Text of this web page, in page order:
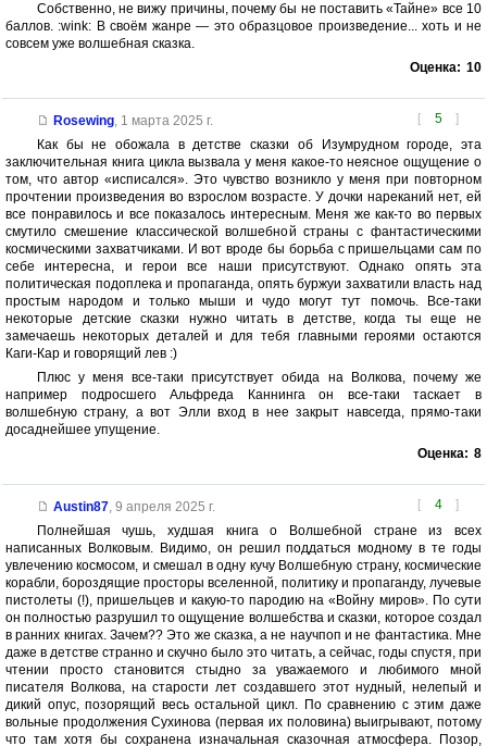
Собственно, не вижу причины, почему бы не поставить «Тайне» все 10
баллов. :wink: В своём жанре — это образцовое произведение... хоть и не
совсем уже волшебная сказка.
Оценка: 10
[ 5 ]
Rosewing, 1 марта 2025 г.
Как бы не обожала в детстве сказки об Изумрудном городе, эта
заключительная книга цикла вызвала у меня какое-то неясное ощущение о
том, что автор «исписался». Это чувство возникло у меня при повторном
прочтении произведения во взрослом возрасте. У дочки нареканий нет, ей
все понравилось и все показалось интересным. Меня же как-то во первых
смутило смешение классической волшебной страны с фантастическими
космическими захватчиками. И вот вроде бы борьба с пришельцами сам по
себе интересна, и герои все наши присутствуют. Однако опять эта
политическая подоплека и пропаганда, опять буржуи захватили власть над
простым народом и только мыши и чудо могут тут помочь. Все-таки
некоторые детские сказки нужно читать в детстве, когда ты еще не
замечаешь некоторых деталей и для тебя главными героями остаются
Каги-Кар и говорящий лев :)
Плюс у меня все-таки присутствует обида на Волкова, почему же
например подросшего Альфреда Каннинга он все-таки таскает в
волшебную страну, а вот Элли вход в нее закрыт навсегда, прямо-таки
досаднейшее упущение.
Оценка: 8
[ 4 ]
Austin87, 9 апреля 2025 г.
Полнейшая чушь, худшая книга о Волшебной стране из всех
написанных Волковым. Видимо, он решил поддаться модному в те годы
увлечению космосом, и смешал в одну кучу Волшебную страну, космические
корабли, бороздящие просторы вселенной, политику и пропаганду, лучевые
пистолеты (!), пришельцев и какую-то пародию на «Войну миров». По сути
он полностью разрушил то ощущение волшебства и сказки, которое создал
в ранних книгах. Зачем?? Это же сказка, а не научпоп и не фантастика. Мне
даже в детстве странно и скучно было это читать, а сейчас, годы спустя, при
чтении просто становится стыдно за уважаемого и любимого мной
писателя Волкова, на старости лет создавшего этот нудный, нелепый и
дикий опус, позорящий весь остальной цикл. По сравнению с этим даже
вольные продолжения Сухинова (первая их половина) выигрывают, потому
что там хотя бы сохранена изначальная сказочная атмосфера. Позор,